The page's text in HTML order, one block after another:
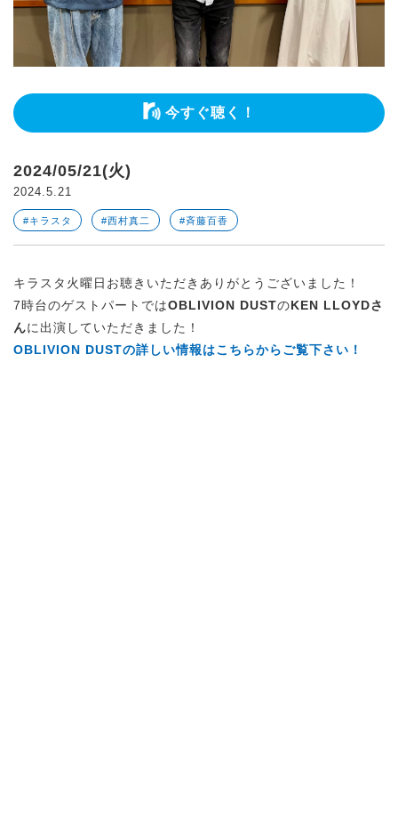
今すぐ聴く！
2024/05/21(火)
2024.5.21
#キラスタ #西村真二 #斉藤百香
キラスタ火曜日お聴きいただきありがとうございました！
7時台のゲストパートではOBLIVION DUSTのKEN LLOYDさ
んに出演していただきました！
OBLIVION DUSTの詳しい情報はこちらからご覧下さい！